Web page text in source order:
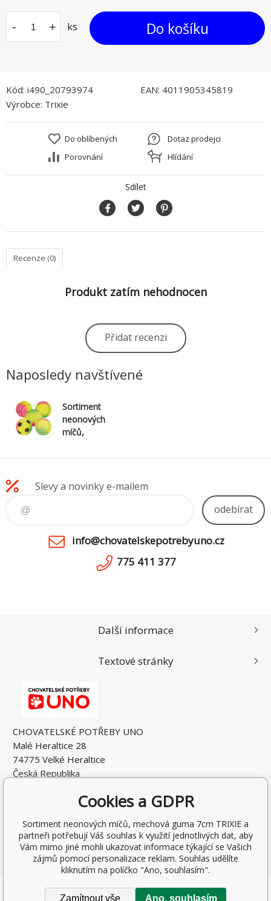
- + ks Do košíku
Kód: i490_20793974 EAN: 4011905345819
Výrobce: Trixie
Do oblíbených
Porovnání
Dotaz prodejci
Hlídání
Sdílet
Recenze (0)
Produkt zatím nehodnocen
Přidat recenzi
Naposledy navštívené
Sortiment
neonových
míčů,
guma 7cm
Slevy a novinky e-mailem
odebírat
info@chovatelskepotrebyuno.cz
775 411 377
CHOVATELSKÉ POTŘEBY UNO
Malé Heraltice 28
74775 Velké Heraltice
Česká Republika
DIČ: CZ7405265549
Další informace
Textové stránky
Copyright © 2026 Rostislav Hňátek
Cookies a GDPR
Sortiment neonových míčů, mechová guma 7cm TRIXIE a
partneři potřebují Váš souhlas k využití jednotlivých dat, aby
Vám mimo jiné mohli ukazovat informace týkající se Vašich
zájmů pomocí personalizace reklam. Souhlas udělíte
kliknutím na políčko "Ano, souhlasím".
Zamítnout vše Ano, souhlasím